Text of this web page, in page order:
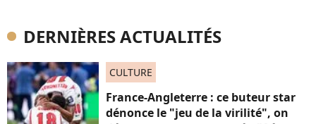
DERNIÈRES ACTUALITÉS
CULTURE
France-Angleterre : ce buteur star
dénonce le "jeu de la virilité", on